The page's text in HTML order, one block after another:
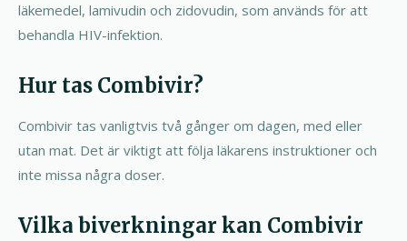
läkemedel, lamivudin och zidovudin, som används för att
behandla HIV-infektion.
Hur tas Combivir?
Combivir tas vanligtvis två gånger om dagen, med eller
utan mat. Det är viktigt att följa läkarens instruktioner och
inte missa några doser.
Vilka biverkningar kan Combivir